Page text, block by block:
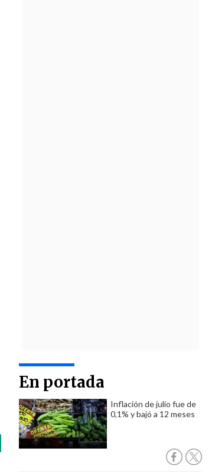
En portada
Inflación de julio fue de
0,1% y bajó a 12 meses